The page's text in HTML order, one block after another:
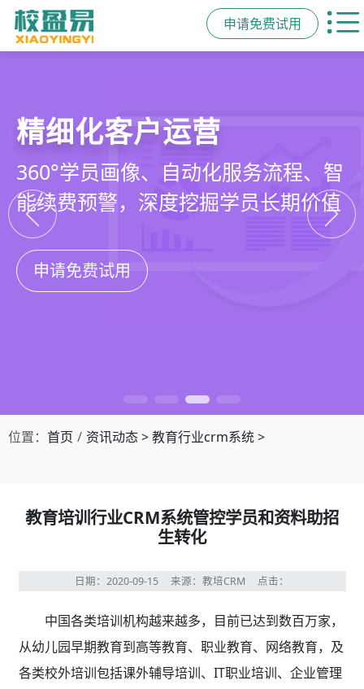
申请免费试用
教培行业CRM
以学员为中心，打通从引流、转化、
教学到复购转介绍的全生命周期增长
引擎
申请免费试用
智能销售漏斗
线索自动分配、标准化跟单、试听转
化分析，打造高绩效招生团队
申请免费试用
精细化客户运营
360°学员画像、自动化服务流程、智
能续费预警，深度挖掘学员长期价值
申请免费试用
私域招生与裂变
集成企微SCRM、小程序商城、丰富
裂变工具，实现低成本口碑增长
申请免费试用
位置： 首页 资讯动态>教育行业crm系统>
教育培训行业CRM系统管控学员和资料助招
生转化
日期：2020-09-15 来源：教培CRM 点击：
中国各类培训机构越来越多，目前已达到数百万家，
从幼儿园早期教育到高等教育、职业教育、网络教育，及
各类校外培训包括课外辅导培训、IT职业培训、企业管理